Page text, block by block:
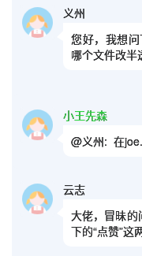
义州
您好，我想
哪个文件改半
小王先森
@义州: 在
云志
大佬，冒昧的
下的“点赞”这